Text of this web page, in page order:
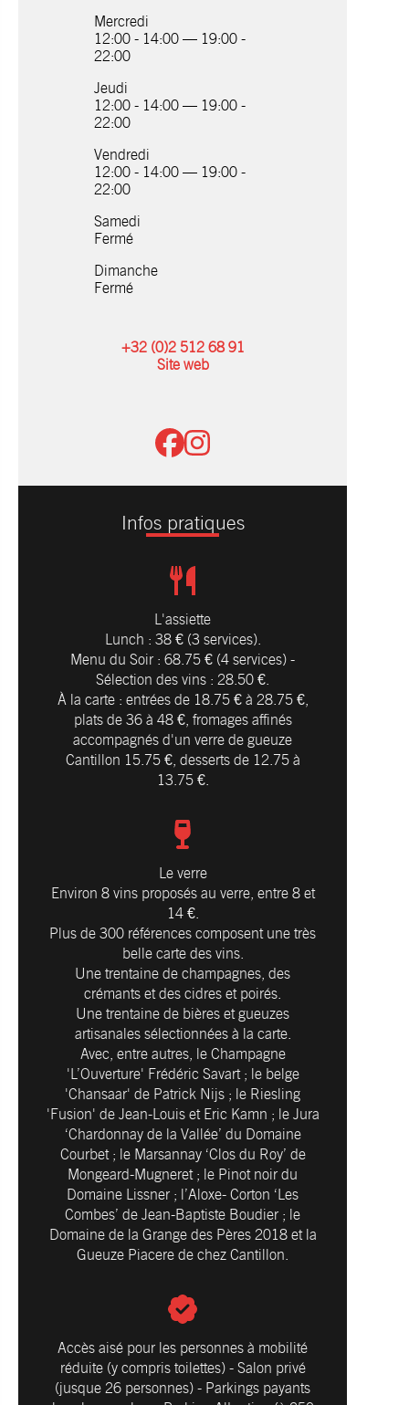
Mercredi
12:00 - 14:00 — 19:00 -
22:00
Jeudi
12:00 - 14:00 — 19:00 -
22:00
Vendredi
12:00 - 14:00 — 19:00 -
22:00
Samedi
Fermé
Dimanche
Fermé
+32 (0)2 512 68 91
Site web
Infos pratiques
L'assiette
Lunch : 38 € (3 services).
Menu du Soir : 68.75 € (4 services) -
Sélection des vins : 28.50 €.
À la carte : entrées de 18.75 € à 28.75 €,
plats de 36 à 48 €, fromages affinés
accompagnés d'un verre de gueuze
Cantillon 15.75 €, desserts de 12.75 à
13.75 €.
Le verre
Environ 8 vins proposés au verre, entre 8 et
14 €.
Plus de 300 références composent une très
belle carte des vins.
Une trentaine de champagnes, des
crémants et des cidres et poirés.
Une trentaine de bières et gueuzes
artisanales sélectionnées à la carte.
Avec, entre autres, le Champagne
'L’Ouverture' Frédéric Savart ; le belge
'Chansaar' de Patrick Nijs ; le Riesling
'Fusion' de Jean-Louis et Eric Kamn ; le Jura
‘Chardonnay de la Vallée’ du Domaine
Courbet ; le Marsannay ‘Clos du Roy’ de
Mongeard-Mugneret ; le Pinot noir du
Domaine Lissner ; l’Aloxe- Corton ‘Les
Combes’ de Jean-Baptiste Boudier ; le
Domaine de la Grange des Pères 2018 et la
Gueuze Piacere de chez Cantillon.
Accès aisé pour les personnes à mobilité
réduite (y compris toilettes) - Salon privé
(jusque 26 personnes) - Parkings payants